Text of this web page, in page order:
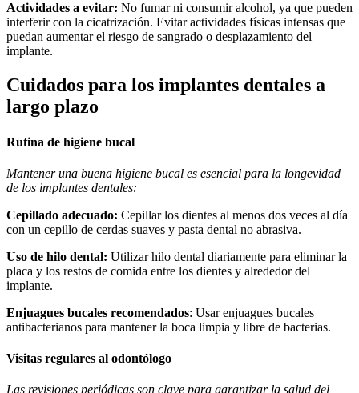
Actividades a evitar: No fumar ni consumir alcohol, ya que pueden
interferir con la cicatrización. Evitar actividades físicas intensas que
puedan aumentar el riesgo de sangrado o desplazamiento del
implante.
Cuidados para los implantes dentales a
largo plazo
Rutina de higiene bucal
Mantener una buena higiene bucal es esencial para la longevidad
de los implantes dentales:
Cepillado adecuado: Cepillar los dientes al menos dos veces al día
con un cepillo de cerdas suaves y pasta dental no abrasiva.
Uso de hilo dental: Utilizar hilo dental diariamente para eliminar la
placa y los restos de comida entre los dientes y alrededor del
implante.
Enjuagues bucales recomendados: Usar enjuagues bucales
antibacterianos para mantener la boca limpia y libre de bacterias.
Visitas regulares al odontólogo
Las revisiones periódicas son clave para garantizar la salud del